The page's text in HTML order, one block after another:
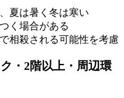
夏は暑く冬は寒い
く場合がある
相殺される可能性を考慮
・2階以上・周辺環